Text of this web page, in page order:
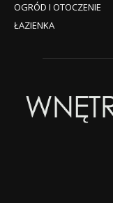
OGRÓD I OTOCZENIE
ŁAZIENKA